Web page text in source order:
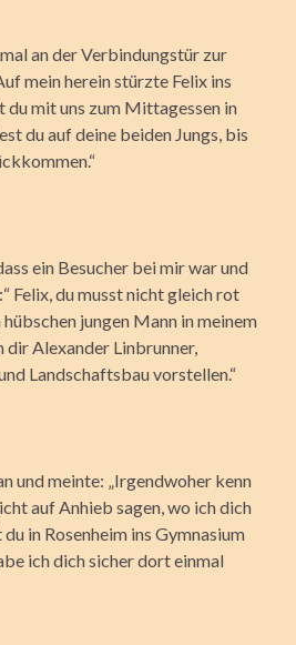
an der Verbindungstür zur
mein herein stürzte Felix ins
du mit uns zum Mittagessen in
du auf deine beiden Jungs, bis
ein Besucher bei mir war und
Felix, du musst nicht gleich rot
jungen Mann in meinem
Alexander Linbrunner,
Landschaftsbau vorstellen.“
und meinte: „Irgendwoher kenn
auf Anhieb sagen, wo ich dich
in Rosenheim ins Gymnasium
ich dich sicher dort einmal